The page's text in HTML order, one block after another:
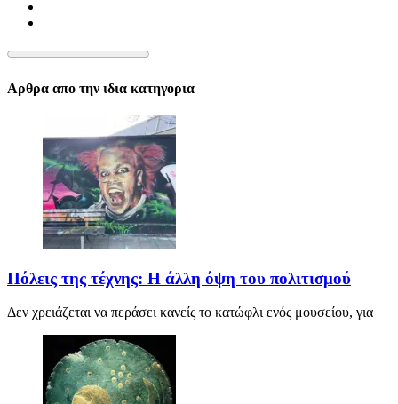
Αρθρα απο την ιδια κατηγορια
Πόλεις της τέχνης: Η άλλη όψη του πολιτισμού
Δεν χρειάζεται να περάσει κανείς το κατώφλι ενός μουσείου, για